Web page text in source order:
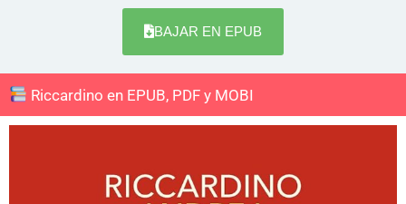
BAJAR EN EPUB
Riccardino en EPUB, PDF y MOBI